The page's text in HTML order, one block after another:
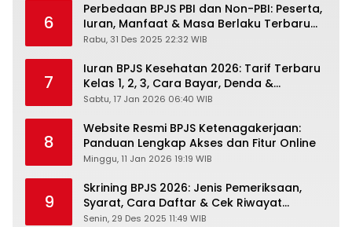
6
Perbedaan BPJS PBI dan Non-PBI: Peserta,
Iuran, Manfaat & Masa Berlaku Terbaru
2026
Rabu, 31 Des 2025 22:32 WIB
7
Iuran BPJS Kesehatan 2026: Tarif Terbaru
Kelas 1, 2, 3, Cara Bayar, Denda &
Panduan Lengkap Peserta JKN-KIS
Sabtu, 17 Jan 2026 06:40 WIB
8
Website Resmi BPJS Ketenagakerjaan:
Panduan Lengkap Akses dan Fitur Online
Minggu, 11 Jan 2026 19:19 WIB
9
Skrining BPJS 2026: Jenis Pemeriksaan,
Syarat, Cara Daftar & Cek Riwayat
Kesehatan Gratis
Senin, 29 Des 2025 11:49 WIB